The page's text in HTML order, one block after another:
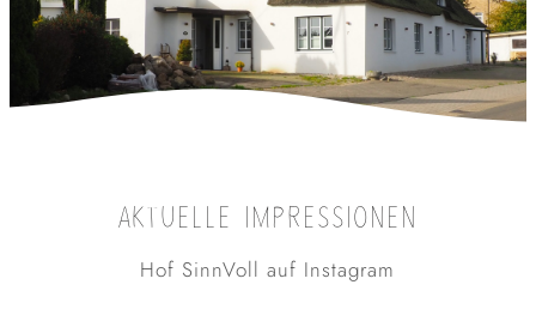
AKTUELLE IMPRESSIONEN
Hof SinnVoll auf Instagram